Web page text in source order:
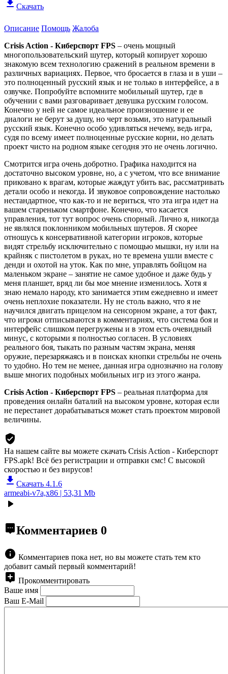
Скачать
Описание Помощь Жалоба
Crisis Action - Киберспорт FPS – очень мощный
многопользовательский шутер, который копирует хорошо
знакомую всем технологию сражений в реальном времени в
различных вариациях. Первое, что бросается в глаза и в уши –
это полноценный русский язык и не только в интерфейсе, а в
озвучке. Попробуйте вспомните мобильный шутер, где в
обучении с вами разговаривает девушка русским голосом.
Конечно у ней не самое идеальное произношение и ее
диалоги не берут за душу, но черт возьми, это натуральный
русский язык. Конечно особо удивляться нечему, ведь игра,
судя по всему имеет полноценные русские корни, но делать
проект чисто на родном языке сегодня это не очень логично.
Смотрится игра очень добротно. Графика находится на
достаточно высоком уровне, но, а с учетом, что все внимание
приковано к врагам, которые жаждут убить вас, рассматривать
детали особо и некогда. И звуковое сопровождение настолько
нестандартное, что как-то и не вериться, что эта игра идет на
вашем стареньком смартфоне. Конечно, что касается
управления, тот тут вопрос очень спорный. Лично я, никогда
не являлся поклонником мобильных шутеров. Я скорее
отношусь к консервативной категории игроков, которые
видят стрельбу исключительно с помощью мышки, ну или на
крайняк с пистолетом в руках, но те времена ушли вместе с
денди и охотой на уток. Как по мне, управлять бойцом на
маленьком экране – занятие не самое удобное и даже будь у
меня планшет, вряд ли бы мое мнение изменилось. Хотя я
знаю немало народу, кто занимается этим ежедневно и имеет
очень неплохие показатели. Ну не столь важно, что я не
научился двигать прицелом на сенсорном экране, а тот факт,
что игроки отписываются в комментариях, что система боя и
интерфейс слишком перегружены и в этом есть очевидный
минус, с которыми я полностью согласен. В условиях
реального боя, тыкать по разным частям экрана, меняя
оружие, перезаряжаясь и в поисках кнопки стрельбы не очень
то удобно. Но тем не менее, данная игра однозначно на голову
выше многих подобных мобильных игр из этого жанра.
Crisis Action - Киберспорт FPS – реальная платформа для
проведения онлайн баталий на высоком уровне, которая если
не перестанет дорабатываться может стать проектом мировой
величины.
На нашем сайте вы можете скачать Crisis Action - Киберспорт
FPS.apk! Всё без регистрации и отправки смс! С высокой
скоростью и без вирусов!
Скачать 4.1.6
armeabi-v7a,x86 | 53,31 Mb
Комментариев 0
Комментариев пока нет, но вы можете стать тем кто
добавит самый первый комментарий!
Прокомментировать
Ваше имя
Ваш E-Mail